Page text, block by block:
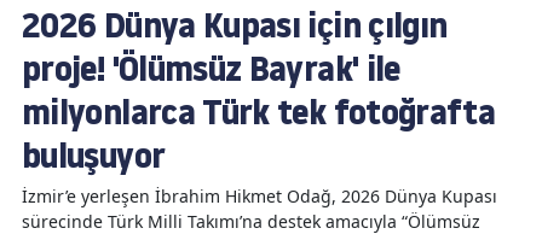
2026 Dünya Kupası için çılgın
proje! 'Ölümsüz Bayrak' ile
milyonlarca Türk tek fotoğrafta
buluşuyor
İzmir’e yerleşen İbrahim Hikmet Odağ, 2026 Dünya Kupası
sürecinde Türk Milli Takımı’na destek amacıyla “Ölümsüz